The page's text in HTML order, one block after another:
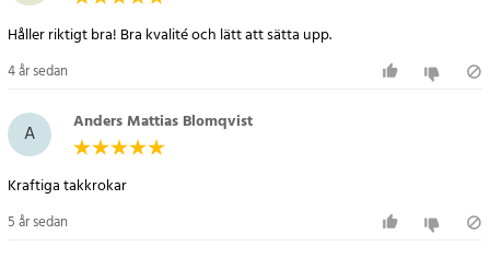
Håller riktigt bra! Bra kvalité och lätt att sätta upp.
4 år sedan
A Anders Mattias Blomqvist
Kraftiga takkrokar
5 år sedan